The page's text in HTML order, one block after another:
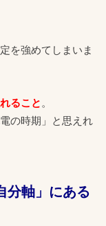
を強めてしまいま
ること 。
の時期」と思えれ
分軸」にある